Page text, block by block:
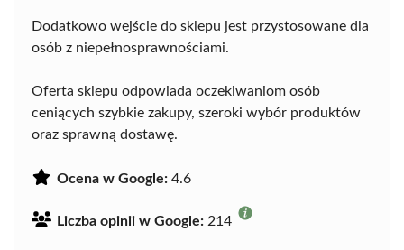
Dodatkowo wejście do sklepu jest przystosowane dla
osób z niepełnosprawnościami.
Oferta sklepu odpowiada oczekiwaniom osób
ceniących szybkie zakupy, szeroki wybór produktów
oraz sprawną dostawę.
Ocena w Google: 4.6
Liczba opinii w Google: 214